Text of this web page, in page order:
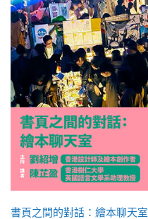
書頁之間的對話：繪本聊天室